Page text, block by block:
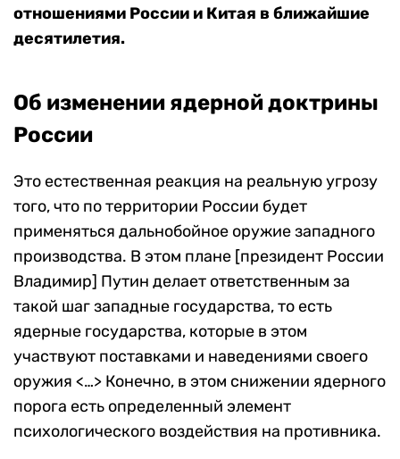
отношениями России и Китая в ближайшие
десятилетия.
Об изменении ядерной доктрины
России
Это естественная реакция на реальную угрозу
того, что по территории России будет
применяться дальнобойное оружие западного
производства. В этом плане [президент России
Владимир] Путин делает ответственным за
такой шаг западные государства, то есть
ядерные государства, которые в этом
участвуют поставками и наведениями своего
оружия <…> Конечно, в этом снижении ядерного
порога есть определенный элемент
психологического воздействия на противника.